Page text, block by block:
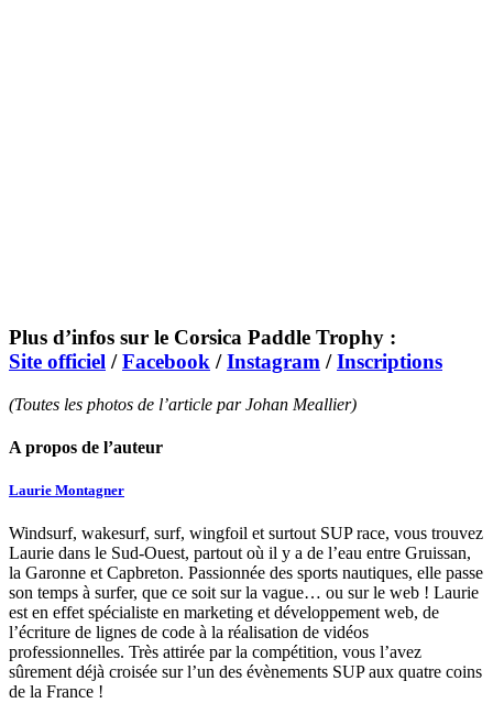
Plus d’infos sur le Corsica Paddle Trophy :
Site officiel /Facebook /Instagram /Inscriptions
(Toutes les photos de l’article par Johan Meallier)
A propos de l’auteur
Laurie Montagner
Windsurf, wakesurf, surf, wingfoil et surtout SUP race, vous trouvez
Laurie dans le Sud-Ouest, partout où il y a de l’eau entre Gruissan,
la Garonne et Capbreton. Passionnée des sports nautiques, elle passe
son temps à surfer, que ce soit sur la vague… ou sur le web ! Laurie
est en effet spécialiste en marketing et développement web, de
l’écriture de lignes de code à la réalisation de vidéos
professionnelles. Très attirée par la compétition, vous l’avez
sûrement déjà croisée sur l’un des évènements SUP aux quatre coins
de la France !